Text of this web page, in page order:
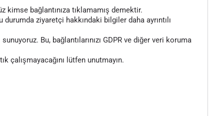
bağlantınıza tıklamamış demektir.
ziyaretçi hakkındaki bilgiler daha ayrıntılı
Bu, bağlantılarınızı GDPR ve diğer veri koruma
çalışmayacağını lütfen unutmayın.